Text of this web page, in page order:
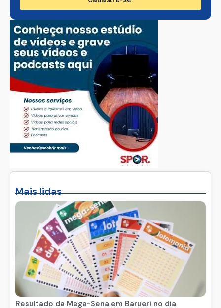
Mais lidas
Cadastre-se!